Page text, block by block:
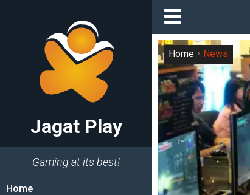
Jagat Play
Gaming at its best!
Home
Home News